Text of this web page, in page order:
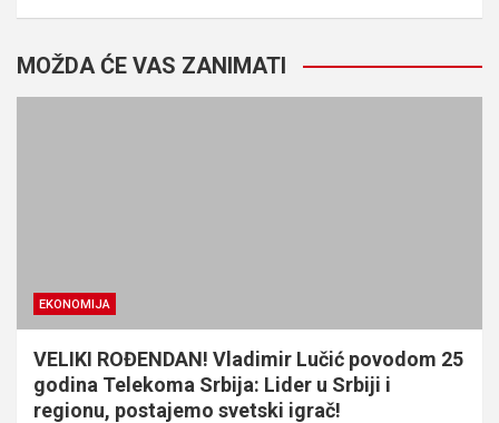
MOŽDA ĆE VAS ZANIMATI
EKONOMIJA
VELIKI ROĐENDAN! Vladimir Lučić povodom 25
godina Telekoma Srbija: Lider u Srbiji i
regionu, postajemo svetski igrač!